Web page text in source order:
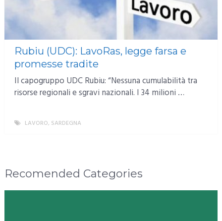
Rubiu (UDC): LavoRas, legge farsa e
promesse tradite
Il capogruppo UDC Rubiu: “Nessuna cumulabilità tra
risorse regionali e sgravi nazionali. I 34 milioni …
LAVORO, SARDEGNA
Recomended Categories